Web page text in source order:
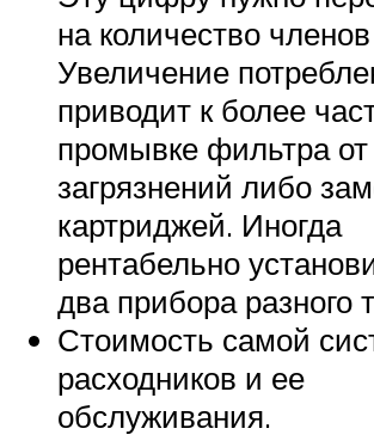
на количество
Увеличение
приводит к более
промывке фильтра от
загрязнений либо
картриджей. Иногда
рентабельно
два прибора разного
Стоимость самой
расходников и ее
обслуживания.